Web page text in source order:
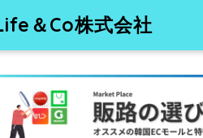
＆Co株式会社